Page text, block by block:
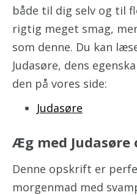
både til dig selv og til
rigtig meget smag,
som denne. Du kan
Judasøre, dens
den på vores side:
Judasøre
Æg med Judasøre
Denne opskrift er
morgenmad med